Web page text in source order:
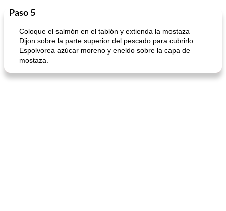
Cocina del mundo
Paso 5
Coloque el salmón en el tablón y extienda la mostaza
Dijon sobre la parte superior del pescado para cubrirlo.
Espolvorea azúcar moreno y eneldo sobre la capa de
mostaza.